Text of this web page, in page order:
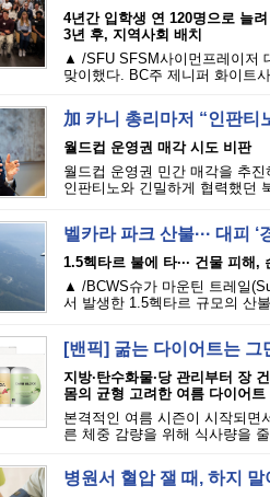
4년간 입학생 연 120명으로 늘려
3년 후, 지역사회 배치
▲ /SFU SFSM사이먼프레이저
맞이했다. BC주 제니퍼 화이트
加 카니 총리마저 “인판티
월드컵 운영권 매각 시도 비판
월드컵 운영권 민간 매각을 추
인판티노와 긴밀하게 협력했던
벨카라 파크 산불··· 대피
1.5헥타르 불에 타··· 건물 피해,
▲ /BCWS슈가 마운틴 트레일
서 발생한 1.5헥타르 규모의 산
[밴픽] 굶는 다이어트는 그
지방·탄수화물·당 관리부터 장
몸의 균형 고려한 여름 다이어트
본격적인 여름 시즌이 시작되면
른 체중 감량을 위해 식사량을
병원서 혈압 잴 때, 하지 말